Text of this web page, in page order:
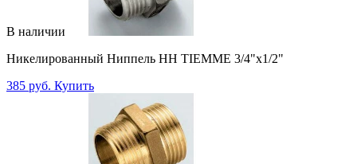
В наличии
Никелированный Ниппель НН TIEMME 3/4"x1/2"
385 руб. Купить